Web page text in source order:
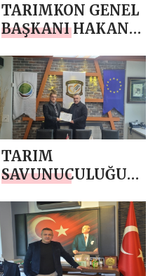
TARIMKON GENEL
BAŞKANI HAKAN
RAMAZAN AYI
MESAJI
TARIM
SAVUNUCULUĞU
SEKRETERLİĞİNE
YENİ
GÖREVLENDİRME